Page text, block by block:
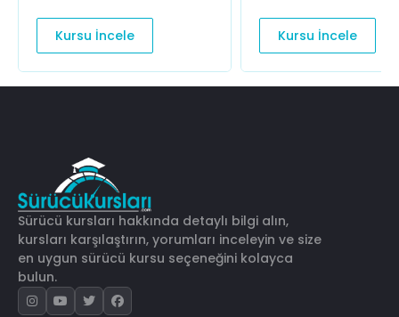
Kursu İncele Kursu İncele
Sürücü kursları hakkında detaylı bilgi alın,
kursları karşılaştırın, yorumları inceleyin ve size
en uygun sürücü kursu seçeneğini kolayca
bulun.